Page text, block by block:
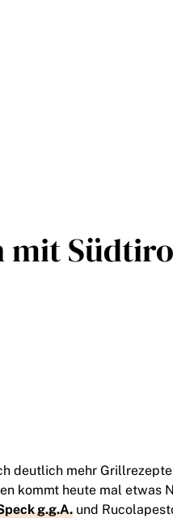
mit
deutlich mehr
kommt heute mal etwas
g.g.A. und